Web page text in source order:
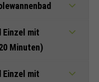
Einzel mit
Minuten)
Einzel mit